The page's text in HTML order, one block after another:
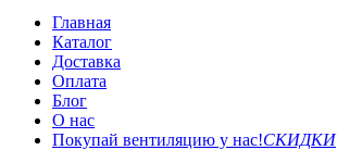
Главная
Каталог
Доставка
Оплата
Блог
О нас
Покупай вентиляцию у нас!СКИДКИ